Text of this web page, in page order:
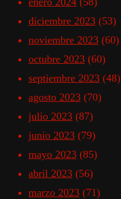
diciembre 2023 (53)
noviembre 2023 (60)
octubre 2023 (60)
septiembre 2023 (48)
agosto 2023 (70)
julio 2023 (87)
junio 2023 (79)
mayo 2023 (85)
abril 2023 (56)
marzo 2023 (71)